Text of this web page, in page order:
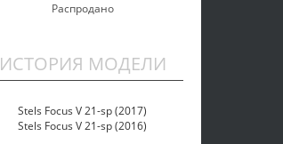
Распродано
ИСТОРИЯ МОДЕЛИ
Stels Focus V 21-sp (2017)
Stels Focus V 21-sp (2016)